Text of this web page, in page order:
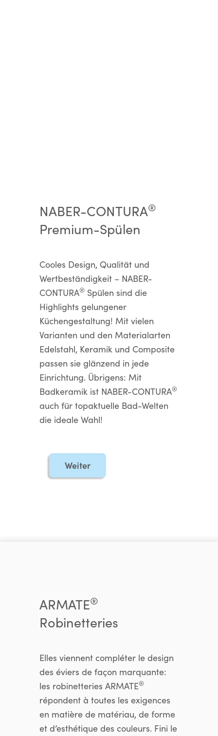
NABER-CONTURA®
Premium-Spülen
Cooles Design, Qualität und
Wertbeständigkeit – NABER-
CONTURA®Spülen sind die
Highlights gelungener
Küchengestaltung! Mit vielen
Varianten und den Materialarten
Edelstahl, Keramik und Composite
passen sie glänzend in jede
Einrichtung. Übrigens: Mit
Badkeramik ist NABER-CONTURA®
auch für topaktuelle Bad-Welten
die ideale Wahl!
Weiter
ARMATE®
Robinetteries
Elles viennent compléter le design
des éviers de façon marquante:
les robinetteries ARMATE®
répondent à toutes les exigences
en matière de matériau, de forme
et d’esthétique des couleurs. Fini le